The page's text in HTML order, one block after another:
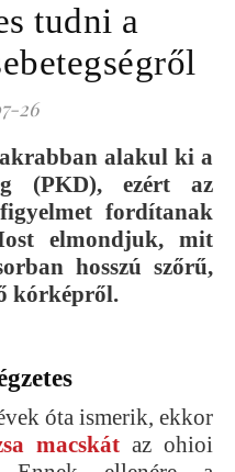
tudni a
26
(PKD), ezért az
fordítanak
elmondjuk, mit
hosszú szőrű,
kórképről.
óta ismerik, ekkor
macskátaz ohioi